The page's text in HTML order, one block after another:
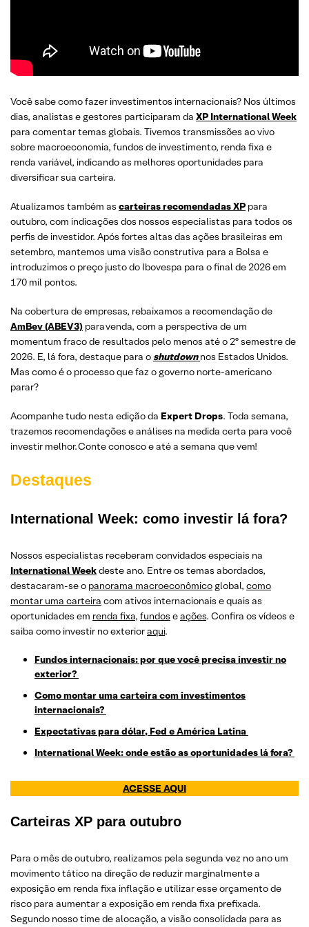
Você sabe como fazer investimentos internacionais? Nos últimos
dias, analistas e gestores participaram da XP International Week
para comentar temas globais. Tivemos transmissões ao vivo
sobre macroeconomia, fundos de investimento, renda fixa e
renda variável, indicando as melhores oportunidades para
diversificar sua carteira.
Atualizamos também as carteiras recomendadasXP para
outubro, com indicações dos nossos especialistas para todos os
perfis de investidor. Após fortes altas das ações brasileiras em
setembro, mantemos uma visão construtiva para a Bolsa e
introduzimos o preço justo do Ibovespa para o final de 2026 em
170 mil pontos.
Na cobertura de empresas, rebaixamos a recomendação de
AmBev (ABEV3) para venda, com a perspectiva de um
momentum fraco de resultados pelo menos até o 2º semestre de
2026. E, lá fora, destaque para o shutdown nos Estados Unidos.
Mas como é o processo que faz o governo norte-americano
parar?
Acompanhe tudo nesta edição da Expert Drops. Toda semana,
trazemos recomendações e análises na medida certa para você
investir melhor. Conte conosco e até a semana que vem!
Destaques
International Week: como investir lá fora?
Nossos especialistas receberam convidados especiais na
International Weekdeste ano. Entre os temas abordados,
destacaram-se o panorama macroeconômico global, como
montar uma carteira com ativos internacionais e quais as
oportunidades em renda fixa, fundos eações. Confira os vídeos e
saiba como investir no exterioraqui.
Fundos internacionais: por que você precisa investir no
exterior?
Como montar uma carteira com investimentos
internacionais?
Expectativas para dólar, Fed e América Latina
International Week: onde estão as oportunidades lá fora?
ACESSE AQUI
Carteiras XP para outubro
Para o mês de outubro, realizamos pela segunda vez no ano um
movimento tático na direção de reduzir marginalmente a
exposição em renda fixa inflação e utilizar esse orçamento de
risco para aumentar a exposição em renda fixa prefixada.
Segundo nosso time de alocação, a visão consolidada para as